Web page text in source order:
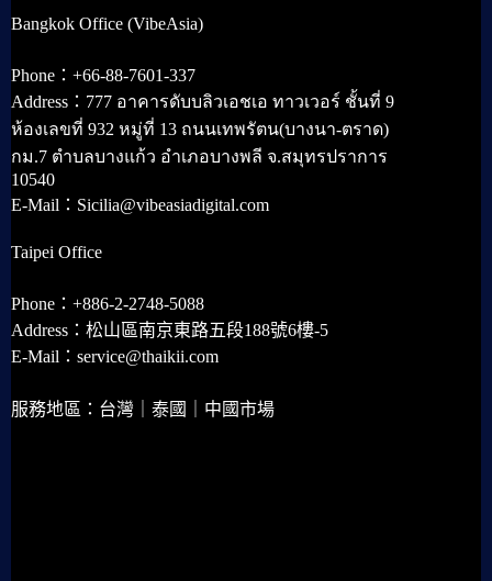
Bangkok Office (VibeAsia)
Phone：+66-88-7601-337
Address：777 อาคารดับบลิวเอชเอ ทาวเวอร์ ชั้นที่ 9
ห้องเลขที่ 932 หมู่ที่ 13 ถนนเทพรัตน(บางนา-ตราด)
กม.7 ตำบลบางแก้ว อำเภอบางพลี จ.สมุทรปราการ
10540
E-Mail：Sicilia@vibeasiadigital.com
Taipei Office
Phone：+886-2-2748-5088
Address：松山區南京東路五段188號6樓-5
E-Mail：service@thaikii.com
服務地區：台灣｜泰國｜中國市場